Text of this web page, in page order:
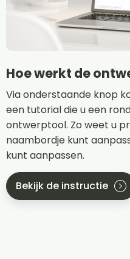
Hoe werkt de
Via onderstaande knop
een tutorial die u een
ontwerptool. Zo weet u
naambordje kunt
kunt aanpassen.
Bekijk de instructie